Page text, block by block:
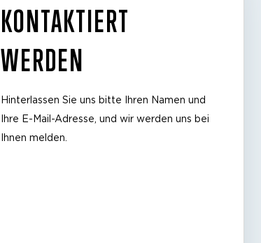
KONTAKTIERT
WERDEN
Hinterlassen Sie uns bitte Ihren Namen und
Ihre E-Mail-Adresse, und wir werden uns bei
Ihnen melden.